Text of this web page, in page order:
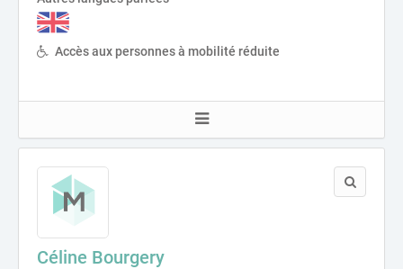
Accès aux personnes à mobilité réduite
Céline Bourgery